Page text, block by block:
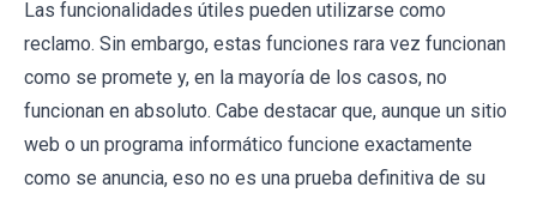
Las funcionalidades útiles pueden utilizarse como
reclamo. Sin embargo, estas funciones rara vez funcionan
como se promete y, en la mayoría de los casos, no
funcionan en absoluto. Cabe destacar que, aunque un sitio
web o un programa informático funcione exactamente
como se anuncia, eso no es una prueba definitiva de su